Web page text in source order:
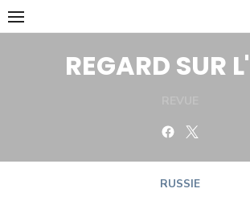
Skip
to
REGARD SUR
Facebook
RUSSIE